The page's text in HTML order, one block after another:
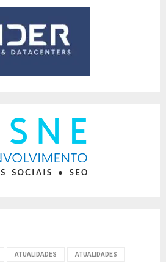
ATUALIDADES ATUALIDADES